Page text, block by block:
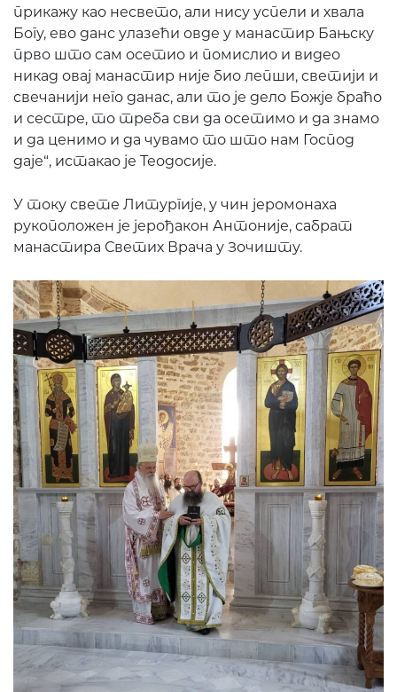
прикажу као несвето, али нису успели и хвала
Богу, ево данс улазећи овде у манастир Бањску
прво што сам осетио и помислио и видео
никад овај манастир није био лепши, светији и
свечанији него данас, али то је дело Божје браћо
и сестре, то треба сви да осетимо и да знамо
и да ценимо и да чувамо то што нам Господ
даје“, истакао је Теодосије.
У току свете Литургије, у чин јеромонаха
рукоположен је јерођакон Антоније, сабрат
манастира Светих Врача у Зочишту.